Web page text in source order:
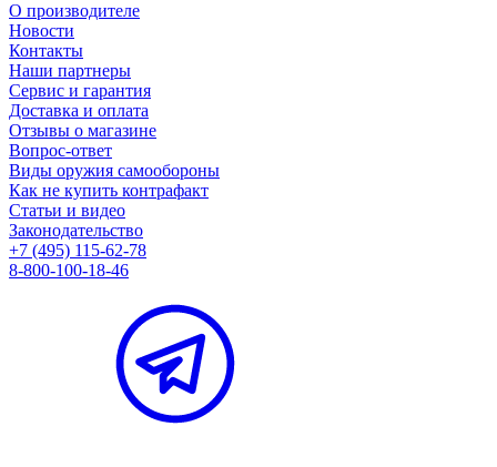
О производителе
Новости
Контакты
Наши партнеры
Сервис и гарантия
Доставка и оплата
Отзывы о магазине
Вопрос-ответ
Виды оружия самообороны
Как не купить контрафакт
Статьи и видео
Законодательство
+7 (495) 115-62-78
8-800-100-18-46